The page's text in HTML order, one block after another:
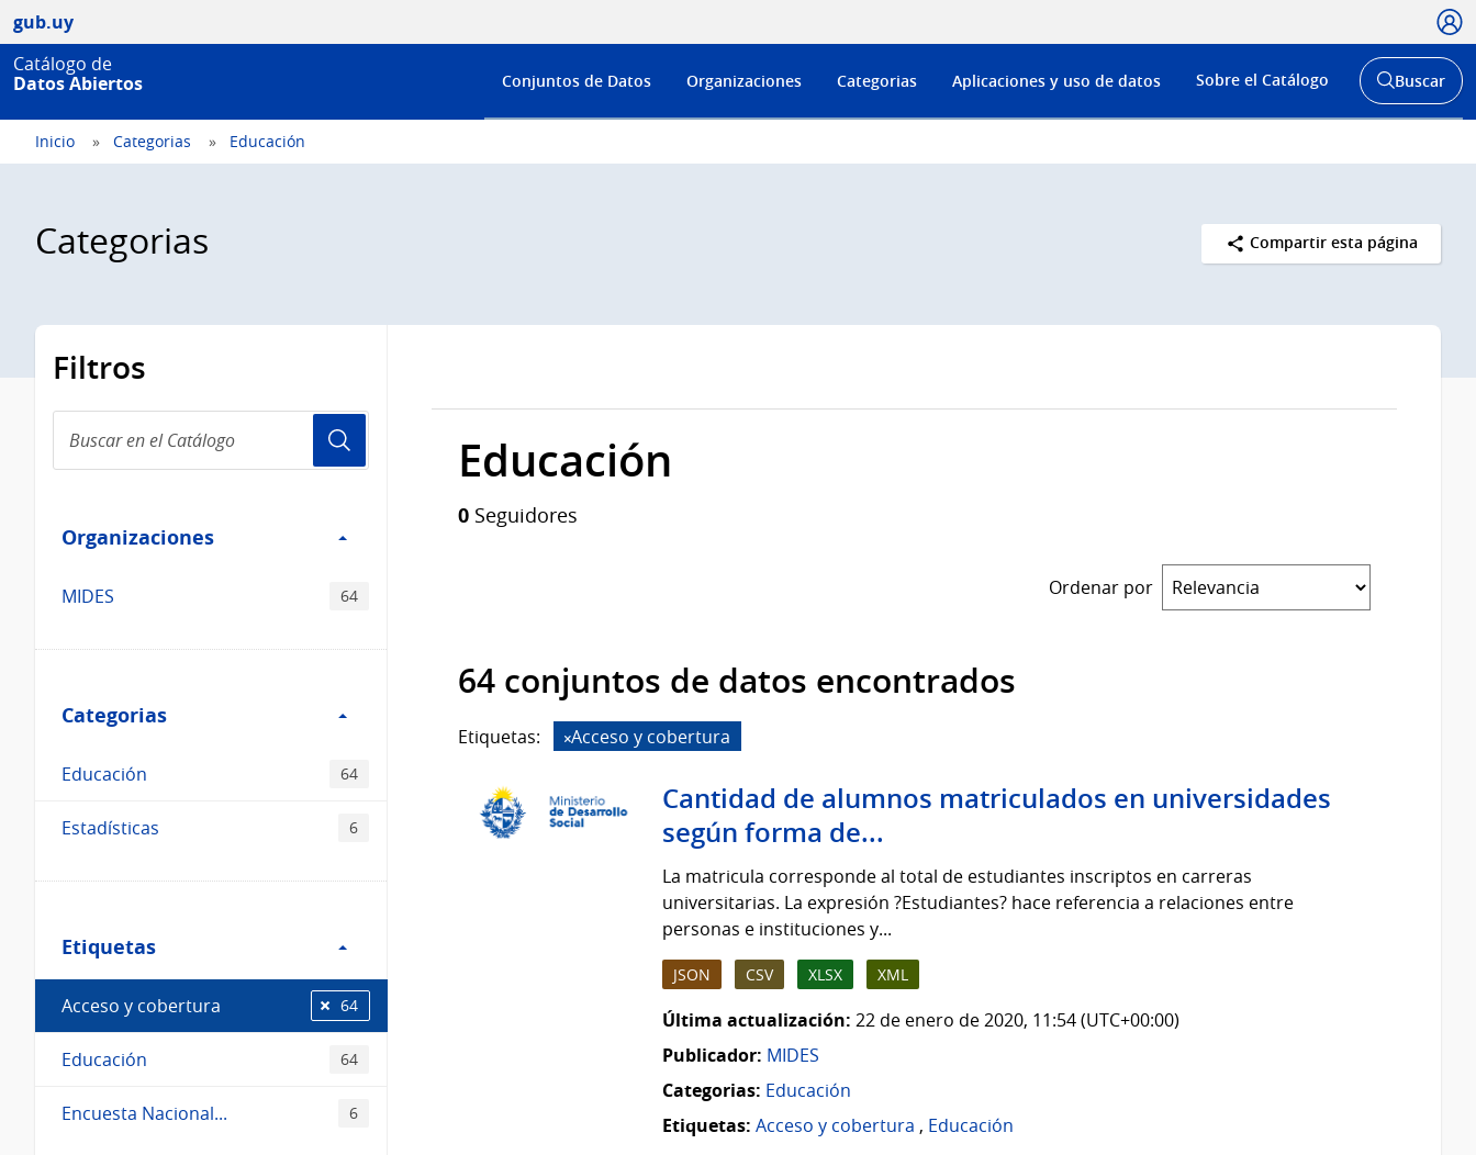
gub.uy
Catálogo de
Datos Abiertos
Menú
de
Conjuntos de Datos Organizaciones Categorias Aplicaciones y uso de datos Sobre el Catálogo
Abrir
buscador
Buscar
Inicio Categorias Educación
Categorias Compartir esta página
Filtros
en
el
Organizaciones
Organizaciones
MIDES 64
Categorias
Categorias
Educación 64
Estadísticas 6
Etiquetas
Etiquetas
Acceso y cobertura 64
Educación 64
Encuesta Nacional... 6
Educación
0 Seguidores
Ordenar por
64 conjuntos de datos encontrados
Etiquetas: Acceso y cobertura
Cantidad de alumnos matriculados en universidades
según forma de...
La matricula corresponde al total de estudiantes inscriptos en carreras
universitarias. La expresión ?Estudiantes? hace referencia a relaciones entre
personas e instituciones y...
JSON CSV XLSX XML
Última actualización: 22 de enero de 2020, 11:54 (UTC+00:00)
Publicador: MIDES
Categorias: Educación
Etiquetas: Acceso y cobertura , Educación